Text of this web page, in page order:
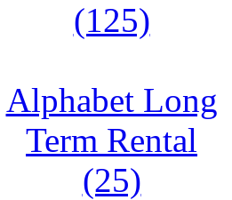
(125)
Alphabet Long
Term Rental
(25)